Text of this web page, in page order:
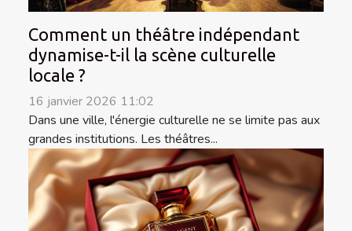
Comment un théâtre indépendant
dynamise-t-il la scène culturelle
locale ?
16 janvier 2026 11:02
Dans une ville, l'énergie culturelle ne se limite pas aux
grandes institutions. Les théâtres...